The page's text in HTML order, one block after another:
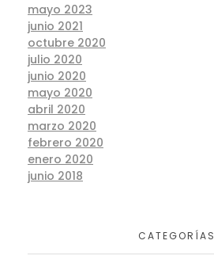
mayo 2023
junio 2021
octubre 2020
julio 2020
junio 2020
mayo 2020
abril 2020
marzo 2020
febrero 2020
enero 2020
junio 2018
CATEGORÍAS